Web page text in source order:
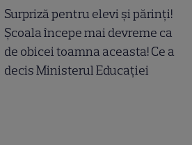
Surpriză pentru elevi și părinți!
Școala începe mai devreme ca
de obicei toamna aceasta! Ce a
decis Ministerul Educației